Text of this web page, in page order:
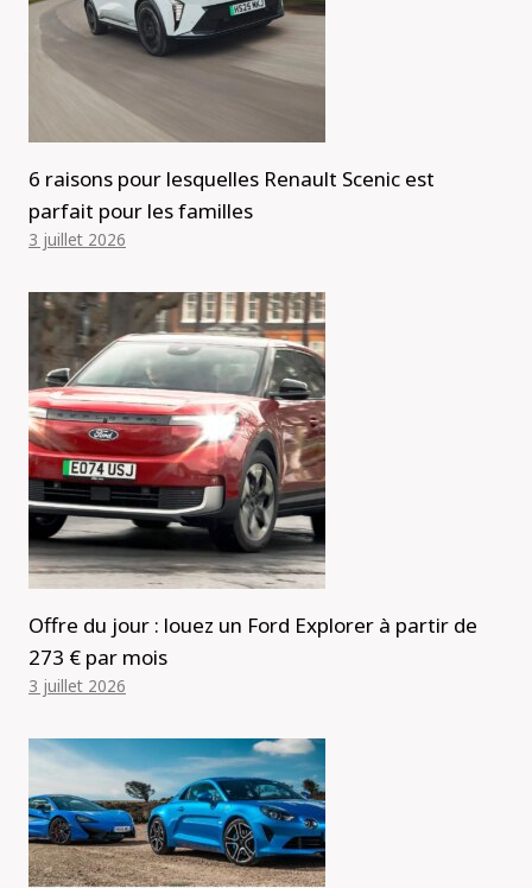
6 raisons pour lesquelles Renault Scenic est
parfait pour les familles
3 juillet 2026
Offre du jour : louez un Ford Explorer à partir de
273 € par mois
3 juillet 2026